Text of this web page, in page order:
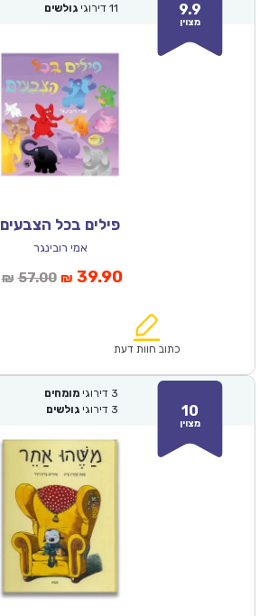
9.9
מצוין
11 דירוגי גולשים
פילים בכל הצבעים
אמי רובינגר
₪ 57.00המחיר
₪57.00.
₪ 39.90המחיר
הוא:
כתוב חוות דעת
10
מצוין
3 דירוגי מומחים
3 דירוגי גולשים